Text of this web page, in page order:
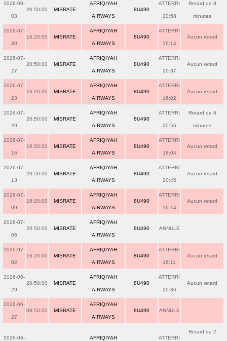
2026-08-
03
20:50:00 MISRATE
AFRIQIYAH
AIRWAYS
8U490
ATTERRI
20:58
Retard de 8
minutes
2026-07-
30
16:20:00 MISRATE
AFRIQIYAH
AIRWAYS
8U490
ATTERRI
16:14
Aucun retard
2026-07-
27
20:50:00 MISRATE
AFRIQIYAH
AIRWAYS
8U490
ATTERRI
20:37
Aucun retard
2026-07-
23
16:20:00 MISRATE
AFRIQIYAH
AIRWAYS
8U490
ATTERRI
16:02
Aucun retard
2026-07-
20
20:50:00 MISRATE
AFRIQIYAH
AIRWAYS
8U490
ATTERRI
20:56
Retard de 6
minutes
2026-07-
16
16:20:00 MISRATE
AFRIQIYAH
AIRWAYS
8U490
ATTERRI
16:04
Aucun retard
2026-07-
13
20:50:00 MISRATE
AFRIQIYAH
AIRWAYS
8U490
ATTERRI
20:45
Aucun retard
2026-07-
09
16:20:00 MISRATE
AFRIQIYAH
AIRWAYS
8U490
ATTERRI
16:14
Aucun retard
2026-07-
06
20:50:00 MISRATE
AFRIQIYAH
AIRWAYS
8U490 ANNULE
2026-07-
02
16:20:00 MISRATE
AFRIQIYAH
AIRWAYS
8U490
ATTERRI
16:11
Aucun retard
2026-06-
29
20:50:00 MISRATE
AFRIQIYAH
AIRWAYS
8U490
ATTERRI
20:36
Aucun retard
2026-06-
27
08:50:00 MISRATE
AFRIQIYAH
AIRWAYS
8U490 ANNULE
2026-06- AFRIQIYAH ATTERRI
Retard de 2